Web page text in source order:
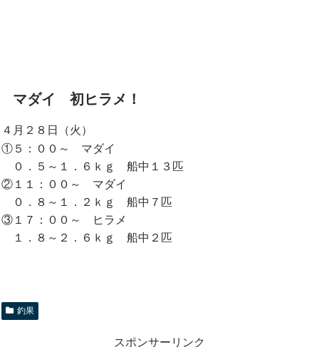
マダイ 初ヒラメ！
４月２８日（火）
①５：００～ マダイ
０．５～１．６ｋｇ 船中１３匹
②１１：００～ マダイ
０．８～１．２ｋｇ 船中７匹
③１７：００～ ヒラメ
１．８～２．６ｋｇ 船中２匹
釣果
スポンサーリンク